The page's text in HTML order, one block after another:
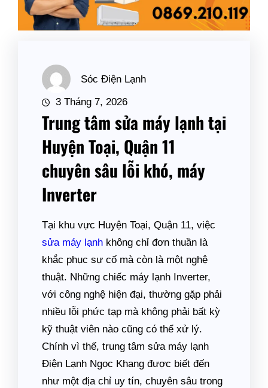
Sóc Điện Lạnh
3 Tháng 7, 2026
Trung tâm sửa máy lạnh tại
Huyện Toại, Quận 11
chuyên sâu lỗi khó, máy
Inverter
Tại khu vực Huyện Toại, Quận 11, việc
sửa máy lạnh không chỉ đơn thuần là
khắc phục sự cố mà còn là một nghệ
thuật. Những chiếc máy lạnh Inverter,
với công nghệ hiện đại, thường gặp phải
nhiều lỗi phức tạp mà không phải bất kỳ
kỹ thuật viên nào cũng có thể xử lý.
Chính vì thế, trung tâm sửa máy lạnh
Điện Lạnh Ngọc Khang được biết đến
như một địa chỉ uy tín, chuyên sâu trong